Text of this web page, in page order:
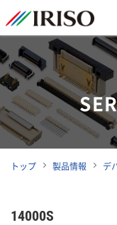
トップ 製品情報 デ
14000S